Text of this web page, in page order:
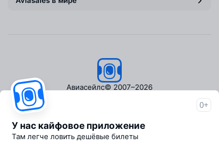
Авиасейлс© 2007–2026
Пресс‑центр
Travelpayouts
Партнёрская программа
0+
У нас кайфовое приложение
Там легче ловить дешёвые билеты